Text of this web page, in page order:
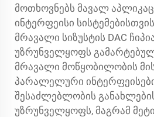
მოთხოვნებს მავალ
ინტერფეისი
მრავალი სიზუსტის DAC
უზრუნველყოფს
მრავალი მოწყობილობის
პარალელური
შესაძლებლობის
უზრუნველყოფს, მაგრამ